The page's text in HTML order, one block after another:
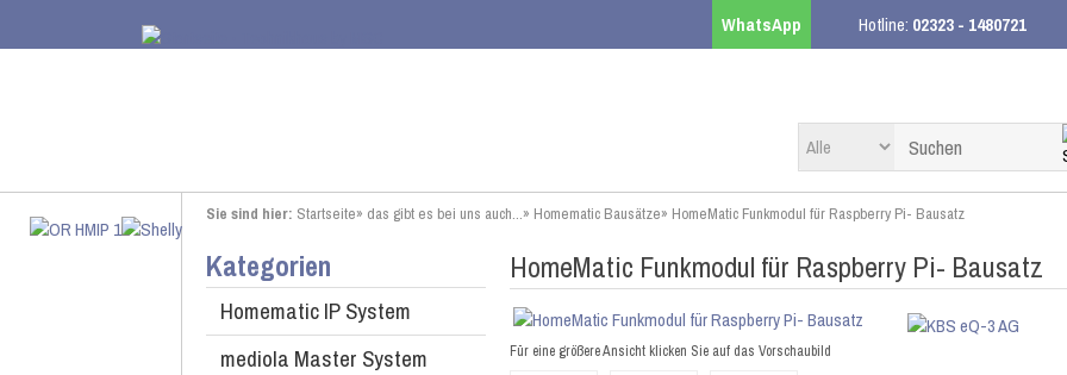
WhatsApp Hotline: 02323 - 1480721
Sie sind hier: Startseite» das gibt es bei uns auch...» Homematic Bausätze» HomeMatic Funkmodul für Raspberry Pi- Bausatz
Kategorien
Homematic IP System
mediola Master System
HomeMatic Funkmodul für Raspberry Pi- Bausatz
Für eine größere Ansicht klicken Sie auf das Vorschaubild